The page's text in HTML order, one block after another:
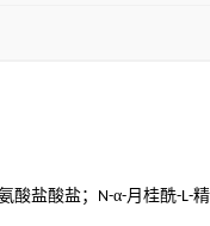
酸盐酸盐； N-α-月桂酰-L-